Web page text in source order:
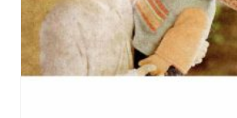
du
produit